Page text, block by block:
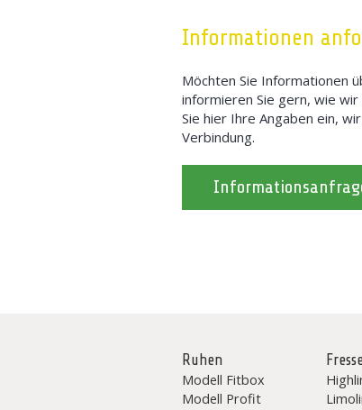
Informationen
Möchten Sie Informationen
informieren Sie gern, wie
Sie hier Ihre Angaben ein,
Verbindung.
Ruhen
Modell Fitbox
Modell Profit